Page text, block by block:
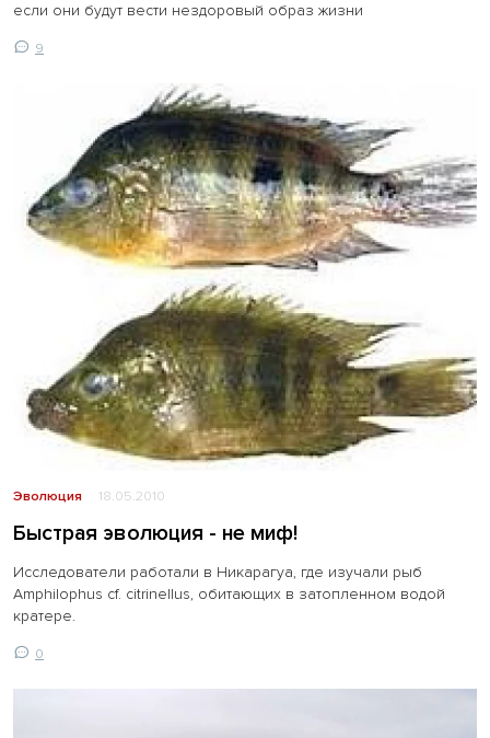
если они будут вести нездоровый образ жизни
9
Эволюция 18.05.2010
Быстрая эволюция - не миф!
Исследователи работали в Никарагуа, где изучали рыб
Amphilophus cf. citrinellus, обитающих в затопленном водой
кратере.
0